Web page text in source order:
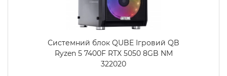
Системний блок QUBE Ігровий QB
Ryzen 5 7400F RTX 5050 8GB NM
322020